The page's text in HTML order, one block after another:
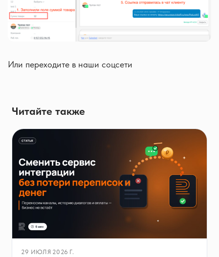
Или переходите в наши соцсети
Читайте также
29 ИЮЛЯ 2026 Г.